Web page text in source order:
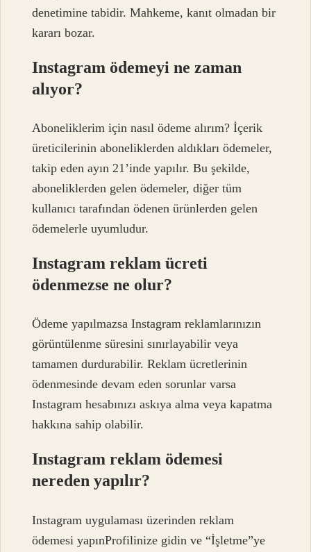
denetimine tabidir. Mahkeme, kanıt olmadan bir
kararı bozar.
Instagram ödemeyi ne zaman
alıyor?
Aboneliklerim için nasıl ödeme alırım? İçerik
üreticilerinin aboneliklerden aldıkları ödemeler,
takip eden ayın 21’inde yapılır. Bu şekilde,
aboneliklerden gelen ödemeler, diğer tüm
kullanıcı tarafından ödenen ürünlerden gelen
ödemelerle uyumludur.
Instagram reklam ücreti
ödenmezse ne olur?
Ödeme yapılmazsa Instagram reklamlarınızın
görüntülenme süresini sınırlayabilir veya
tamamen durdurabilir. Reklam ücretlerinin
ödenmesinde devam eden sorunlar varsa
Instagram hesabınızı askıya alma veya kapatma
hakkına sahip olabilir.
Instagram reklam ödemesi
nereden yapılır?
Instagram uygulaması üzerinden reklam
ödemesi yapınProfilinize gidin ve “İşletme”ye